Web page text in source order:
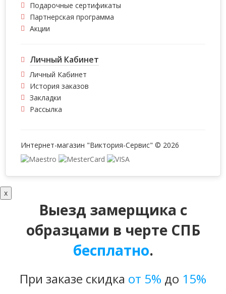
Подарочные сертификаты
Партнерская программа
Акции
Личный Кабинет
Личный Кабинет
История заказов
Закладки
Рассылка
Интернет-магазин "Виктория-Сервис" © 2026
x
Выезд замерщика с
образцами в черте СПБ
бесплатно.
При заказе скидка от 5% до 15%